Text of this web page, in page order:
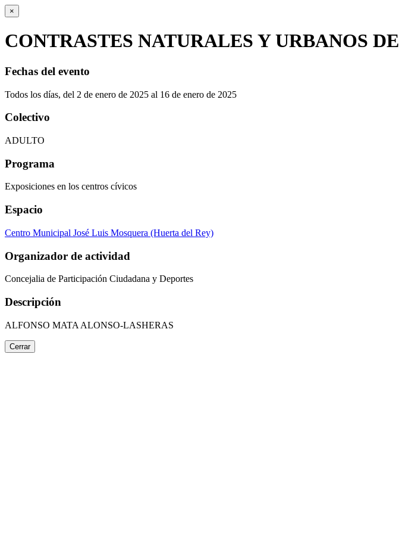
×
CONTRASTES NATURALES Y URBANOS
Fechas del evento
Todos los días, del 2 de enero de 2025 al 16 de enero de 2025
Colectivo
ADULTO
Programa
Exposiciones en los centros cívicos
Espacio
Centro Municipal José Luis Mosquera (Huerta del Rey)
Organizador de actividad
Concejalia de Participación Ciudadana y Deportes
Descripción
ALFONSO MATA ALONSO-LASHERAS
Cerrar